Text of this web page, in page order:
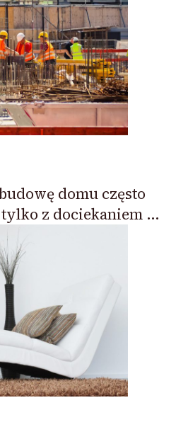
domu często
z dociekaniem …